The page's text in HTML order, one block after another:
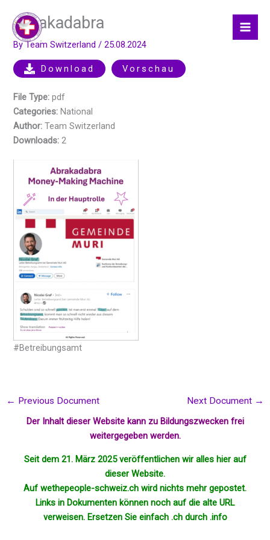
content
Abrakadabra
ByTeam Switzerland/25.08.2024
#Betreibungsamt
Download Vorschau
File Type:pdf
Categories:National
Author:Team Switzerland
Downloads:2
← Previous Document Next Document →
Der Inhalt dieser Website kann zu Bildungszwecken frei
weitergegeben werden.
Seit dem 21. März 2025 veröffentlichen wir alles hier auf
dieser Website.
Auf wethepeople-schweiz.ch wird nichts mehrgepostet.
Links in Dokumenten können noch auf die alte URL
verweisen. Ersetzen Sie einfach .ch durch .info